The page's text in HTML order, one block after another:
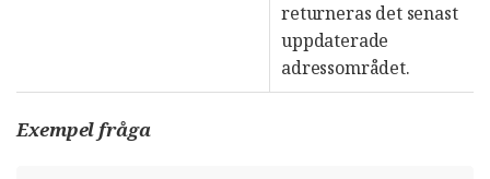
returneras det senast
uppdaterade
adressområdet.
Exempel fråga